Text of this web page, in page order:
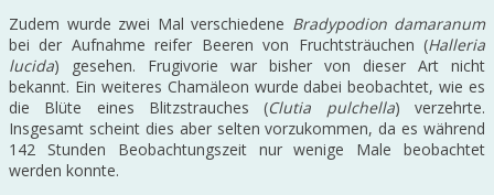
Zudem wurde zwei Mal verschiedene Bradypodion damaranum
bei der Aufnahme reifer Beeren von Fruchtsträuchen (Halleria
lucida) gesehen. Frugivorie war bisher von dieser Art nicht
bekannt. Ein weiteres Chamäleon wurde dabei beobachtet, wie es
die Blüte eines Blitzstrauches (Clutia pulchella) verzehrte.
Insgesamt scheint dies aber selten vorzukommen, da es während
142 Stunden Beobachtungszeit nur wenige Male beobachtet
werden konnte.